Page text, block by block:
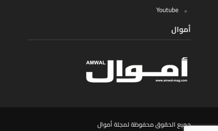
Youtube
أموال
جميع الحقوق محفوظة لمجلة أموال